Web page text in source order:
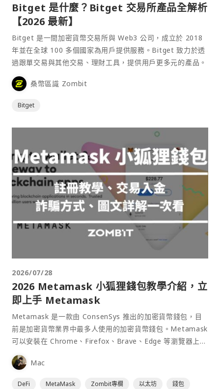
Bitget 是什麼？Bitget 交易所產品全解析
【2026 最新】
Bitget 是一間加密貨幣交易所與 Web3 公司，成立於 2018
年並在全球 100 多個國家為用戶提供服務。Bitget 致力於透
過跟單交易與其他交易、理財工具，提供用戶更多元的產品。
桑幣區識 Zombit
Bitget
2026/07/28
2026 Metamask 小狐狸錢包教學介紹，立
即上手 Metamask
Metamask 是一款由 ConsenSys 推出的加密貨幣錢包，目
前是加密貨幣業界中最多人使用的加密貨幣錢包。Metamask
可以安裝在 Chrome、Firefox、Brave、Edge 等瀏覽器上作
為插件使用，具備許多功能且使用上非常方便。
Mac
DeFi MetaMask Zombit專欄 以太坊 錢包